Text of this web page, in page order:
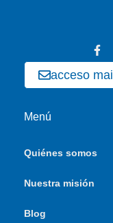
acceso mail
Menú
Quiénes somos
Nuestra misión
Blog